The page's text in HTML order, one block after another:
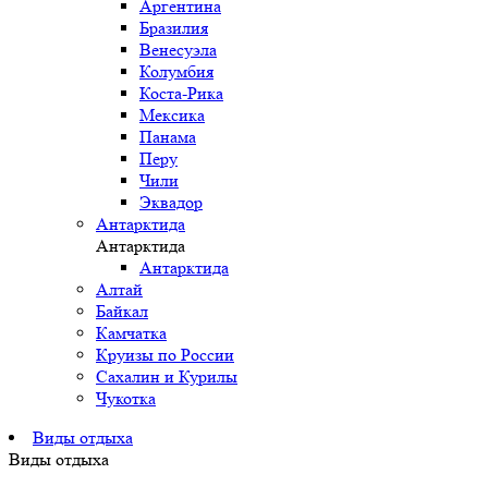
Аргентина
Бразилия
Венесуэла
Колумбия
Коста-Рика
Мексика
Панама
Перу
Чили
Эквадор
Антарктида
Антарктида
Антарктида
Алтай
Байкал
Камчатка
Круизы по России
Сахалин и Курилы
Чукотка
Виды отдыха
Виды отдыха